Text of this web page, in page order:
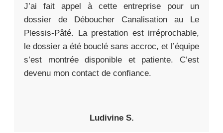
J’ai fait appel à cette entreprise pour un
dossier de Déboucher Canalisation au Le
Plessis-Pâté. La prestation est irréprochable,
le dossier a été bouclé sans accroc, et l’équipe
s’est montrée disponible et patiente. C’est
devenu mon contact de confiance.
Ludivine S.